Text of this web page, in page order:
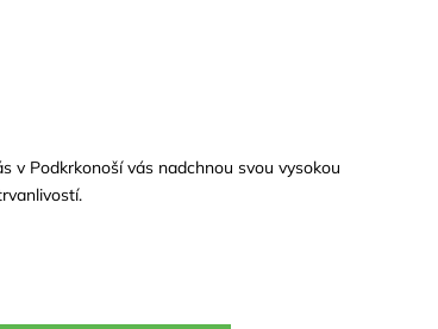
v Podkrkonoší vás nadchnou svou vysokou